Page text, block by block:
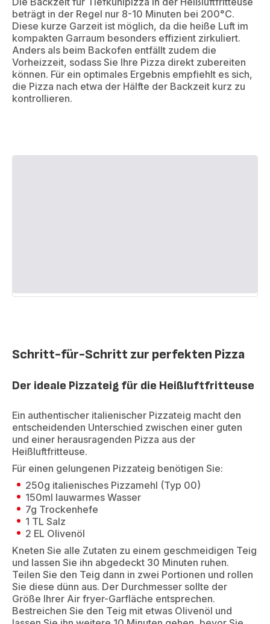
beträgt in der Regel nur 8-10 Minuten bei 200°C.
Diese kurze Garzeit ist möglich, da die heiße Luft im
kompakten Garraum besonders effizient zirkuliert.
Anders als beim Backofen entfällt zudem die
Vorheizzeit, sodass Sie Ihre Pizza direkt zubereiten
können. Für ein optimales Ergebnis empfiehlt es sich,
die Pizza nach etwa der Hälfte der Backzeit kurz zu
kontrollieren.
Schritt-für-Schritt zur perfekten Pizza
Der ideale Pizzateig für die Heißluftfritteuse
Ein authentischer italienischer Pizzateig macht den
entscheidenden Unterschied zwischen einer guten
und einer herausragenden Pizza aus der
Heißluftfritteuse.
Für einen gelungenen Pizzateig benötigen Sie:
250g italienisches Pizzamehl (Typ 00)
150ml lauwarmes Wasser
7g Trockenhefe
1 TL Salz
2 EL Olivenöl
Kneten Sie alle Zutaten zu einem geschmeidigen Teig
und lassen Sie ihn abgedeckt 30 Minuten ruhen.
Teilen Sie den Teig dann in zwei Portionen und rollen
Sie diese dünn aus. Der Durchmesser sollte der
Größe Ihrer Air fryer-Garfläche entsprechen.
Bestreichen Sie den Teig mit etwas Olivenöl und